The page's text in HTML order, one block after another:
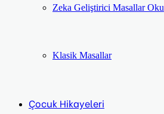
Zeka Geliştirici Masallar Oku
Klasik Masallar
Çocuk Hikayeleri